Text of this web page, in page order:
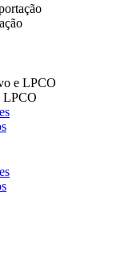
e LPCO
LPCO